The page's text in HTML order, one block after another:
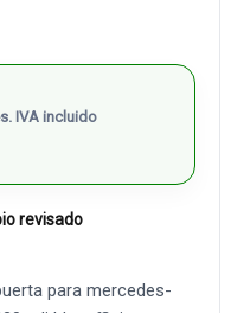
IVA incluido
revisado
para mercedes-